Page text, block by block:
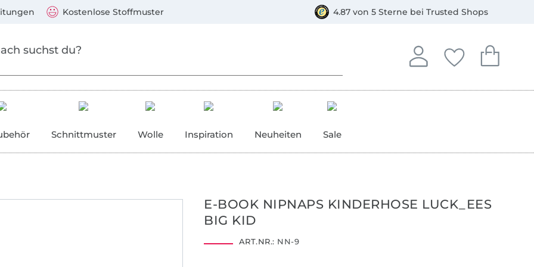
Kostenlose Stoffmuster 4.87 von 5 Sterne bei Trusted Shops
Anmelden
In deinem Konto
Deine
Du hast keine
Dein
Du hast
Schnittmuster Wolle Inspiration Neuheiten Sale
E-BOOK NIPNAPS KINDERHOSE LUCK_EES
BIG KID
ART.NR.: NN-9
Mastercard, PayPal, Giropay, Kauf auf Rechnung, Vorkasse